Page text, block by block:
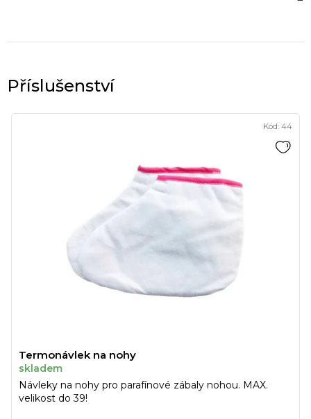
Termonávlek na nohy
skladem
Návleky na nohy pro parafínové zábaly nohou. MAX.
velikost do 39!
Kód: 44